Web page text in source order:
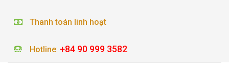
Thanh toán linh hoạt
Hotline: +84 90 999 3582